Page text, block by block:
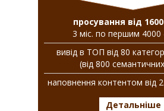
просування від
3 міс. по першим
вивiд в ТОП вiд 80
(від 800
наповнення контентом від
Детальніше